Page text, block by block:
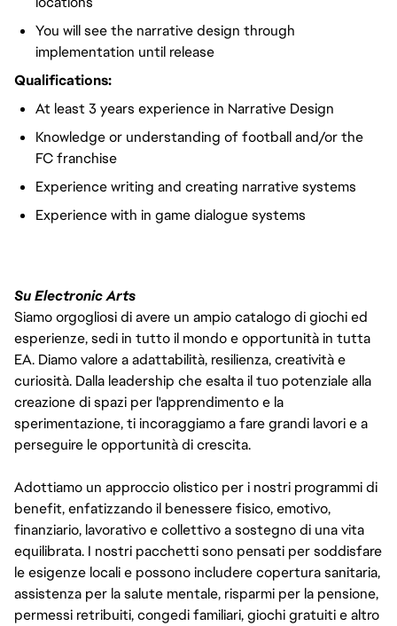
You will see the narrative design through
implementation until release
Qualifications:
At least 3 years experience in Narrative Design
Knowledge or understanding of football and/or the
FC franchise
Experience writing and creating narrative systems
Experience with in game dialogue systems
Su Electronic Arts
Siamo orgogliosi di avere un ampio catalogo di giochi ed
esperienze, sedi in tutto il mondo e opportunità in tutta
EA. Diamo valore a adattabilità, resilienza, creatività e
curiosità. Dalla leadership che esalta il tuo potenziale alla
creazione di spazi per l'apprendimento e la
sperimentazione, ti incoraggiamo a fare grandi lavori e a
perseguire le opportunità di crescita.
Adottiamo un approccio olistico per i nostri programmi di
benefit, enfatizzando il benessere fisico, emotivo,
finanziario, lavorativo e collettivo a sostegno di una vita
equilibrata. I nostri pacchetti sono pensati per soddisfare
le esigenze locali e possono includere copertura sanitaria,
assistenza per la salute mentale, risparmi per la pensione,
permessi retribuiti, congedi familiari, giochi gratuiti e altro